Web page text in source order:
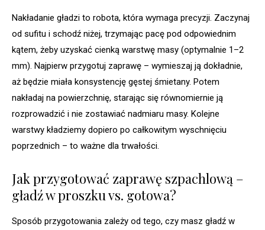
Nakładanie gładzi to robota, która wymaga precyzji. Zaczynaj
od sufitu i schodź niżej, trzymając pacę pod odpowiednim
kątem, żeby uzyskać cienką warstwę masy (optymalnie 1–2
mm). Najpierw przygotuj zaprawę – wymieszaj ją dokładnie,
aż będzie miała konsystencję gęstej śmietany. Potem
nakładaj na powierzchnię, starając się równomiernie ją
rozprowadzić i nie zostawiać nadmiaru masy. Kolejne
warstwy kładziemy dopiero po całkowitym wyschnięciu
poprzednich – to ważne dla trwałości.
Jak przygotować zaprawę szpachlową –
gładź w proszku vs. gotowa?
Sposób przygotowania zależy od tego, czy masz gładź w